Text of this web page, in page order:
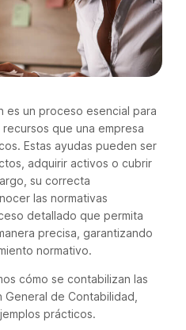
es un proceso esencial para
que una empresa
Estas ayudas pueden ser
adquirir activos o cubrir
su correcta
las normativas
detallado que permita
precisa, garantizando
normativo.
cómo se contabilizan las
de Contabilidad,
prácticos.